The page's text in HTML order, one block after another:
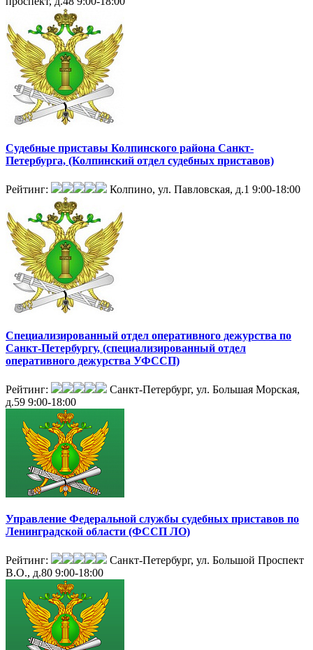
Судебные приставы Колпинского района Санкт-
Петербурга, (Колпинский отдел судебных приставов)
Рейтинг: Колпино, ул. Павловская, д.1 9:00-18:00
Специализированный отдел оперативного дежурства по
Санкт-Петербургу, (специализированный отдел
оперативного дежурства УФССП)
Рейтинг:
Санкт-Петербург, ул. Большая Морская,
д.59 9:00-18:00
Управление Федеральной службы судебных приставов по
Ленинградской области (ФССП ЛО)
Рейтинг:
Санкт-Петербург, ул. Большой Проспект
В.О., д.80 9:00-18:00